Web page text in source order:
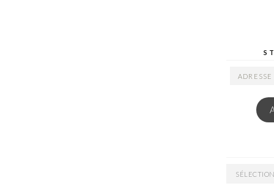
ADRESSE
ARCHIVES